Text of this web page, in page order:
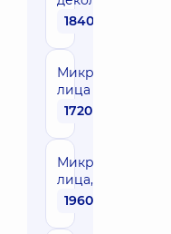
1840 грн
лица
1720 грн
лица, шет
1960 грн